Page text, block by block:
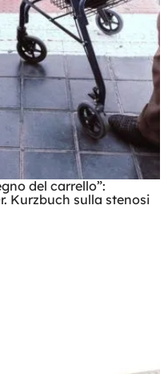
del carrello”:
Kurzbuch sulla stenosi